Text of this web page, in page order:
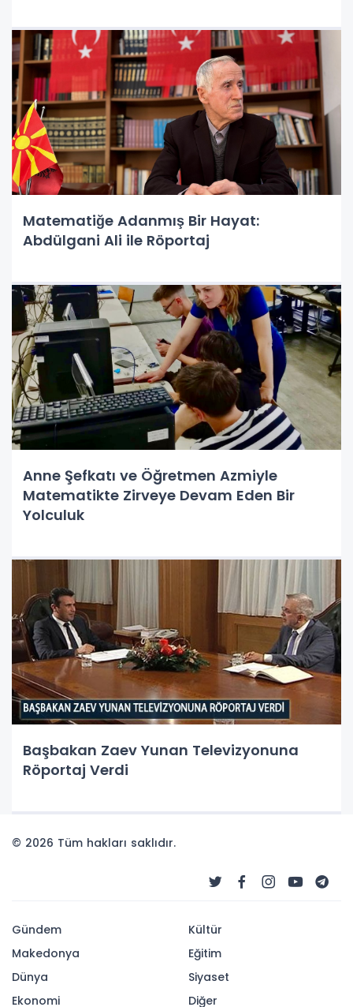
Matematiğe Adanmış Bir Hayat:
Abdülgani Ali ile Röportaj
Anne Şefkatı ve Öğretmen Azmiyle
Matematikte Zirveye Devam Eden Bir
Yolculuk
Başbakan Zaev Yunan Televizyonuna
Röportaj Verdi
© 2026 Tüm hakları saklıdır.
Gündem
Makedonya
Dünya
Ekonomi
Kültür
Eğitim
Siyaset
Diğer